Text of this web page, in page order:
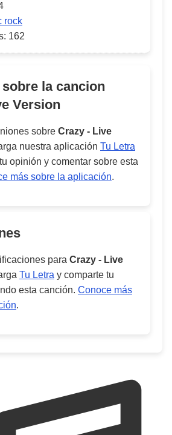
rock
162
la cancion
Version
sobre Crazy - Live
nuestra aplicación Tu Letra
opinión y comentar sobre esta
más sobre la aplicación.
para Crazy - Live
Tu Letra y comparte tu
esta canción. Conoce más
.